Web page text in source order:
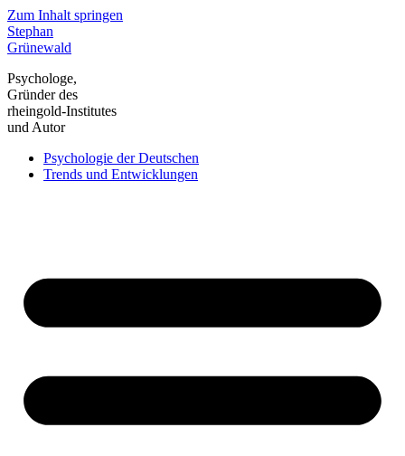
Zum Inhalt springen
Stephan
Grünewald
Psychologe,
Gründer des
rheingold-Institutes
und Autor
Psychologie der Deutschen
Trends und Entwicklungen